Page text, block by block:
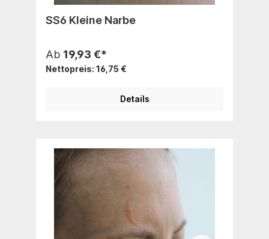
SS6 Kleine Narbe
Ab 19,93 €*
Nettopreis: 16,75 €
Details